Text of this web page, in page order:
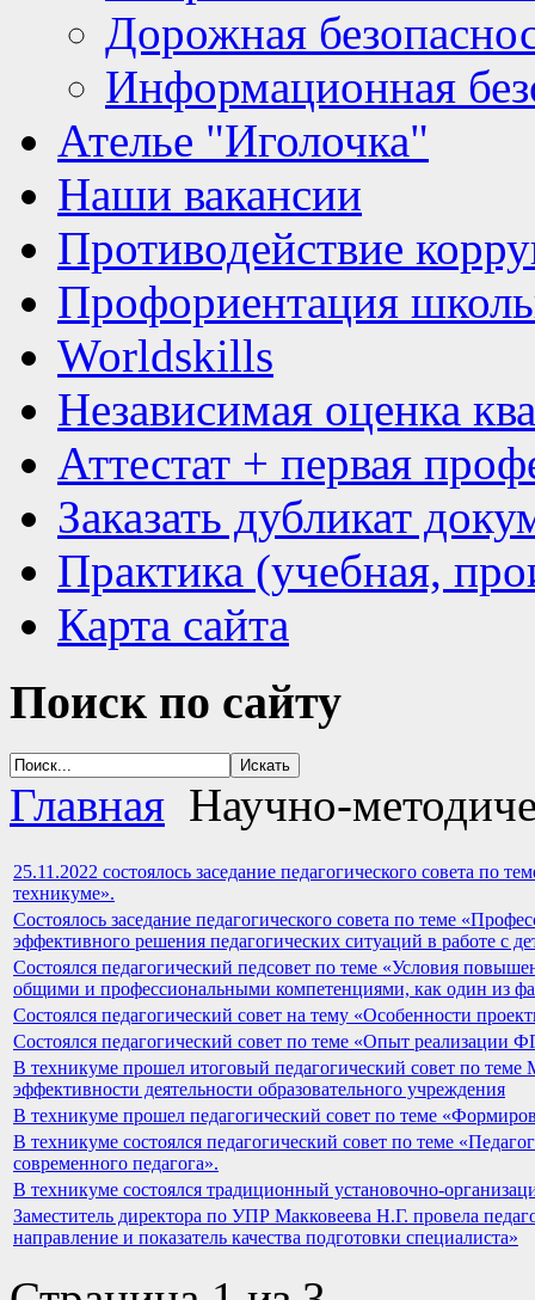
Дорожная
Информационная
Ателье "Иголочка"
Наши вакансии
Противодействие
Профориентация
Worldskills
Независимая оценка
Аттестат + первая
Заказать дубликат
Практика (учебная,
Карта сайта
Поиск по сайту
Главная Научно-
25.11.2022 состоялось заседание педагогического совета по
техникуме».
Состоялось заседание педагогического совета по теме
эффективного решения педагогических ситуаций в работе с
Cостоялся педагогический педсовет по теме «Условия
общими и профессиональными компетенциями, как один из
Cостоялся педагогический совет на тему «Особенности
Cостоялся педагогический совет по теме «Опыт
В техникуме прошел итоговый педагогический совет по теме
эффективности деятельности образовательного учреждения
В техникуме прошел педагогический совет по теме
В техникуме состоялся педагогический совет по теме
современного педагога».
В техникуме состоялся традиционный установочно-
Заместитель директора по УПР Макковеева Н.Г. провела
направление и показатель качества подготовки специалиста»